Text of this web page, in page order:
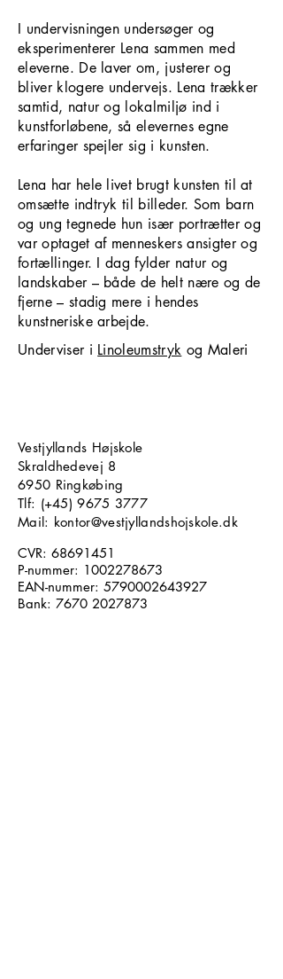
I undervisningen undersøger og
eksperimenterer Lena sammen med
eleverne. De laver om, justerer og
bliver klogere undervejs. Lena trækker
samtid, natur og lokalmiljø ind i
kunstforløbene, så elevernes egne
erfaringer spejler sig i kunsten.
Lena har hele livet brugt kunsten til at
omsætte indtryk til billeder. Som barn
og ung tegnede hun især portrætter og
var optaget af menneskers ansigter og
fortællinger. I dag fylder natur og
landskaber – både de helt nære og de
fjerne – stadig mere i hendes
kunstneriske arbejde.
Underviser i Linoleumstryk og Maleri
Vestjyllands Højskole
Skraldhedevej 8
6950 Ringkøbing
​​​Tlf: (+45)9675 3777
Mail: kontor@vestjyllandshojskole.dk
CVR: 68691451
P-nummer: 1002278673
EAN-nummer: 5790002643927
Bank: 7670 2027873